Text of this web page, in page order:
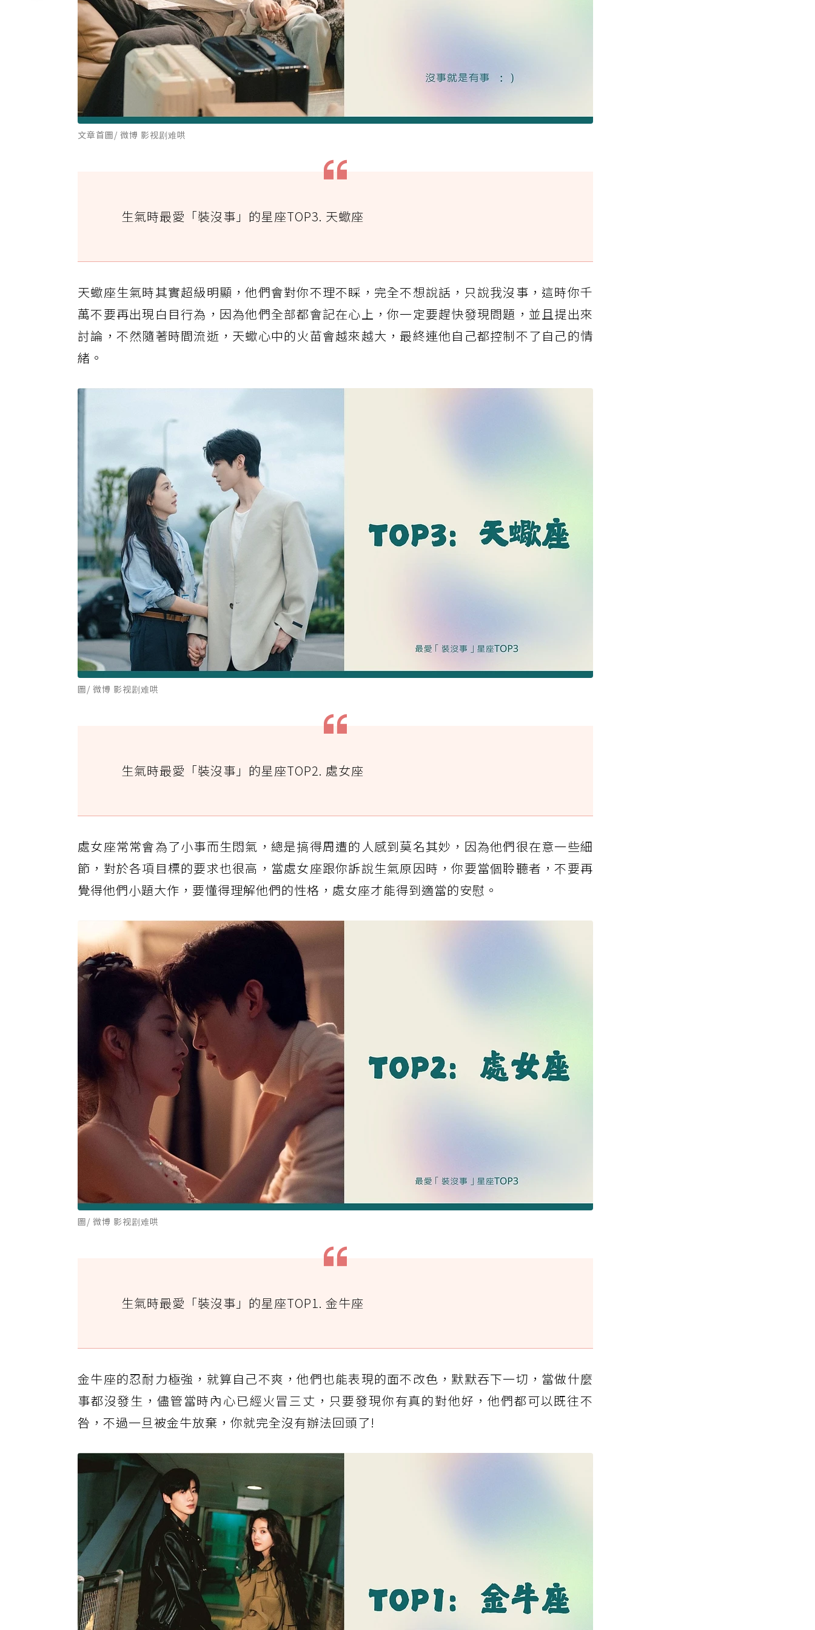
文章首圖/ 微博 影视剧难哄
生氣時最愛「裝沒事」的星座TOP3. 天蠍座
天蠍座生氣時其實超級明顯，他們會對你不理不睬，完全不想說話，只說我沒事，這時你千
萬不要再出現白目行為，因為他們全部都會記在心上，你一定要趕快發現問題，並且提出來
討論，不然隨著時間流逝，天蠍心中的火苗會越來越大，最終連他自己都控制不了自己的情
緒。
圖/ 微博 影视剧难哄
生氣時最愛「裝沒事」的星座TOP2. 處女座
處女座常常會為了小事而生悶氣，總是搞得周遭的人感到莫名其妙，因為他們很在意一些細
節，對於各項目標的要求也很高，當處女座跟你訴說生氣原因時，你要當個聆聽者，不要再
覺得他們小題大作，要懂得理解他們的性格，處女座才能得到適當的安慰。
圖/ 微博 影视剧难哄
生氣時最愛「裝沒事」的星座TOP1. 金牛座
金牛座的忍耐力極強，就算自己不爽，他們也能表現的面不改色，默默吞下一切，當做什麼
事都沒發生，儘管當時內心已經火冒三丈，只要發現你有真的對他好，他們都可以既往不
咎，不過一旦被金牛放棄，你就完全沒有辦法回頭了!